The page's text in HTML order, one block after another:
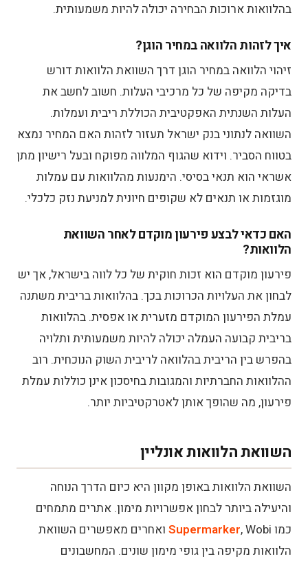
בהלוואות ארוכות הבחירה יכולה להיות משמעותית.
איך לזהות הלוואה במחיר הוגן?
זיהוי הלוואה במחיר הוגן דרך השוואת הלוואות דורש
בדיקה מקיפה של כל מרכיבי העלות. חשוב לחשב את
העלות השנתית האפקטיבית הכוללת ריבית ועמלות.
השוואה לנתוני בנק ישראל תעזור לזהות האם המחיר נמצא
בטווח הסביר. וידוא שהגוף המלווה מפוקח ובעל רישיון מתן
אשראי הוא תנאי בסיסי. הימנעות מהלוואות עם עמלות
מוגזמות או תנאים לא שקופים חיונית למניעת נזק כלכלי.
האם כדאי לבצע פירעון מוקדם לאחר השוואת
הלוואות?
פירעון מוקדם הוא זכות חוקית של כל לווה בישראל, אך יש
לבחון את העלויות הכרוכות בכך. בהלוואות בריבית משתנה
עמלת הפירעון המוקדם מזערית או אפסית. בהלוואות
בריבית קבועה העמלה יכולה להיות משמעותית ותלויה
בהפרש בין הריבית בהלוואה לריבית השוק הנוכחית. רוב
ההלוואות החברתיות והמגובות בחיסכון אינן כוללות עמלת
פירעון, מה שהופך אותן לאטרקטיביות יותר.
השוואת הלוואות אונליין
השוואת הלוואות באופן מקוון היא כיום הדרך הנוחה
והיעילה ביותר לבחון אפשרויות מימון. אתרים מתמחים
כמו
Supermarker , Wobi ואחרים מאפשרים השוואת
הלוואות מקיפה בין גופי מימון שונים. המחשבונים